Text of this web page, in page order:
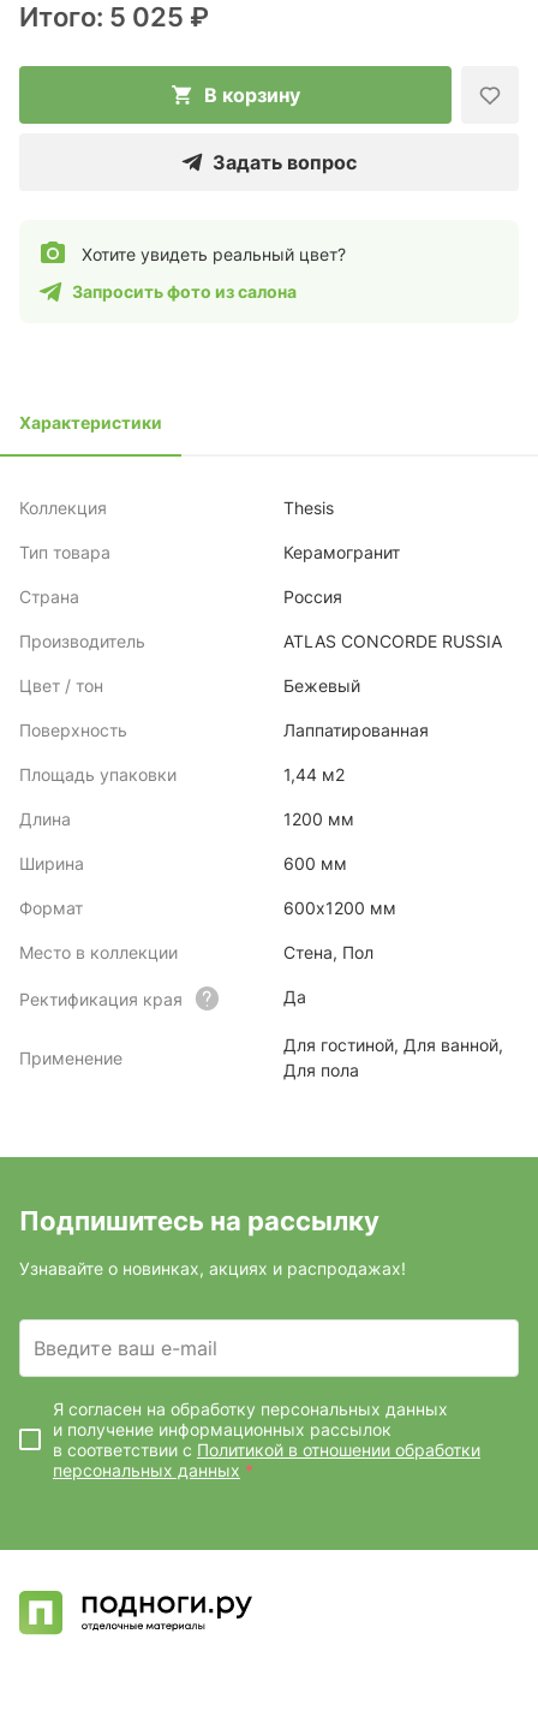
Итого: 5 025 ₽
В корзину
Задать вопрос
Хотите увидеть реальный цвет?
Запросить фото из салона
Характеристики
Коллекция Thesis
Тип товара Керамогранит
Страна Россия
Производитель ATLAS CONCORDE RUSSIA
Цвет / тон Бежевый
Поверхность Лаппатированная
Площадь упаковки 1,44 м2
Длина 1200 мм
Ширина 600 мм
Формат 600х1200 мм
Место в коллекции Стена, Пол
Ректификация края Да
Применение
Для гостиной, Для ванной,
Для пола
Подпишитесь на рассылку
Узнавайте о новинках, акциях и распродажах!
Введите ваш e-mail
Я согласен на обработку персональных данных
и получение информационных рассылок
в соответствии с Политикой в отношении обработки
персональных данных *